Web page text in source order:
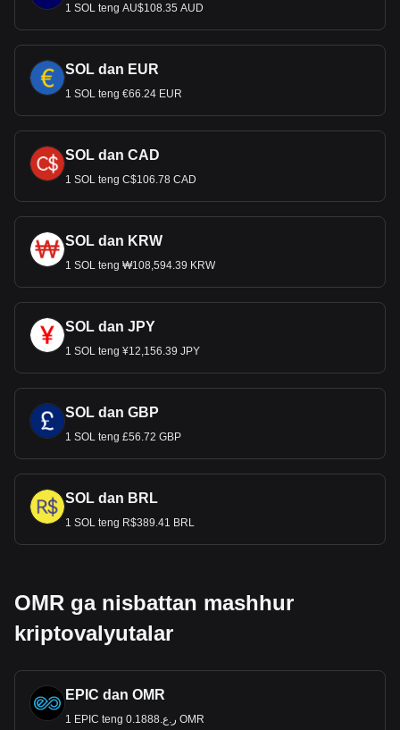
1 SOL teng AU$108.35 AUD
SOL dan EUR
1 SOL teng €66.24 EUR
SOL dan CAD
1 SOL teng C$106.78 CAD
SOL dan KRW
1 SOL teng ₩108,594.39 KRW
SOL dan JPY
1 SOL teng ¥12,156.39 JPY
SOL dan GBP
1 SOL teng £56.72 GBP
SOL dan BRL
1 SOL teng R$389.41 BRL
OMR ga nisbattan mashhur
kriptovalyutalar
EPIC dan OMR
1 EPIC teng ر.ع.0.1888 OMR